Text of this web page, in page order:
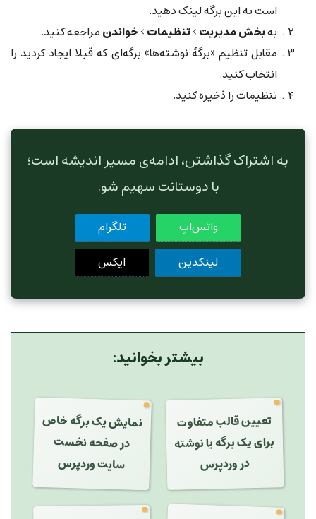
است به این برگه لینک دهید.
بهبخش مدیریت>تنظیمات>خواندنمراجعه کنید.
مقابل تنظیم «برگهٔ نوشته‌ها» برگه‌ای که قبلا ایجاد کردید را
انتخاب کنید.
تنظیمات را ذخیره کنید.
به اشتراک گذاشتن، ادامه‌ی مسیر اندیشه است؛
با دوستانت سهیم شو.
واتس‌اپ
تلگرام
لینکدین
ایکس
بیشتر بخوانید:
تعیین قالب متفاوت
برای یک برگه یا نوشته
در وردپرس
نمایش یک برگه خاص
در صفحه نخست
سایت وردپرس